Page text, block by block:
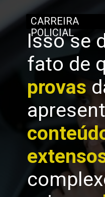
Isso se
fato de
provas
CARREIRA
POLICIAL